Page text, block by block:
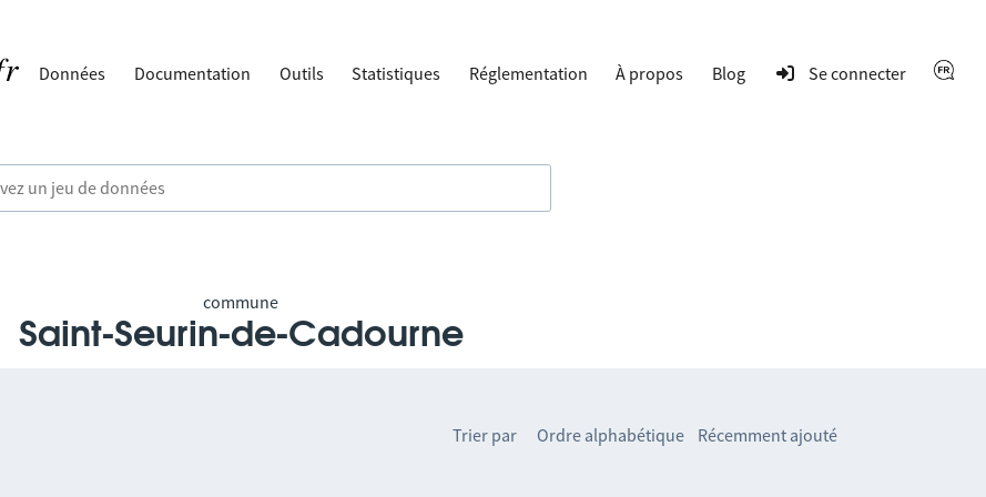
Données Documentation Outils Statistiques Réglementation À propos Blog Se connecter
commune
Saint-Seurin-de-Cadourne
Trier par Ordre alphabétique Récemment ajouté